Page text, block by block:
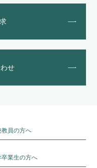
せ
教員の方へ
卒業生の方へ